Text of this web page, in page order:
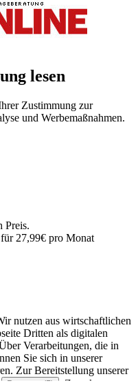
lesen
Zustimmung zur
und Werbemaßnahmen.
Preis.
27,99€ pro Monat
nutzen aus wirtschaftlichen
Dritten als digitalen
Verarbeitungen, die in
Sie sich in unserer
Zur Bereitstellung unserer
Partnern (5)
. Zwecke: